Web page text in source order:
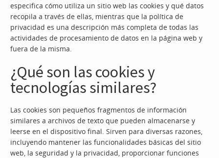
especifica cómo utiliza un sitio web las cookies y qué datos
recopila a través de ellas, mientras que la política de
privacidad es una descripción más completa de todas las
actividades de procesamiento de datos en la página web y
fuera de la misma.
¿Qué son las cookies y
tecnologías similares?
Las cookies son pequeños fragmentos de información
similares a archivos de texto que pueden almacenarse y
leerse en el dispositivo final. Sirven para diversas razones,
incluyendo mantener las funcionalidades básicas del sitio
web, la seguridad y la privacidad, proporcionar funciones